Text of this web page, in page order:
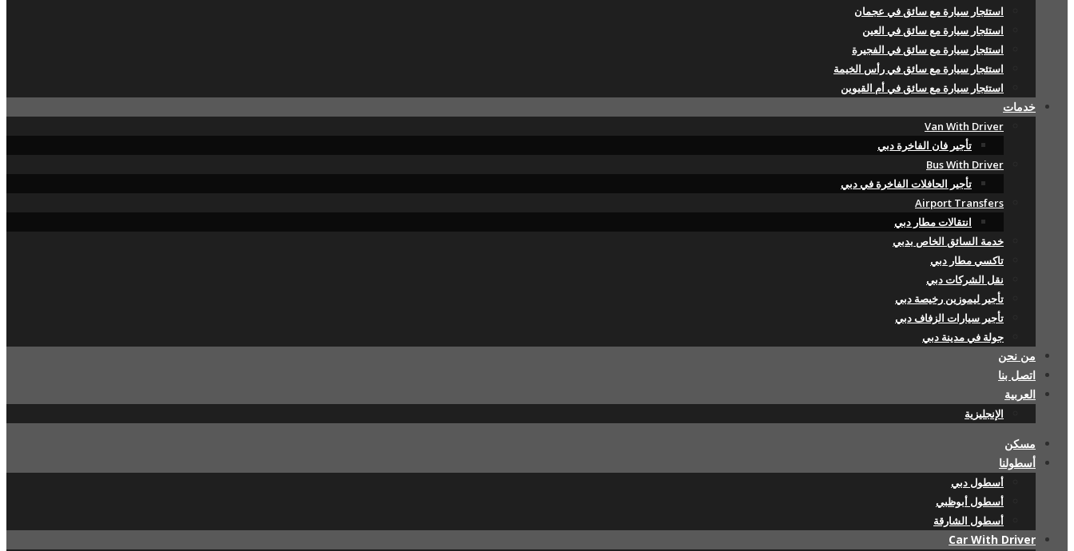
استئجار سيارة مع سائق في عجمان
استئجار سيارة مع سائق في العين
استئجار سيارة مع سائق في الفجيرة
استئجار سيارة مع سائق في رأس الخيمة
استئجار سيارة مع سائق في أم القيوين
خدمات
Van With Driver
تأجير فان الفاخرة دبي
Bus With Driver
تأجير الحافلات الفاخرة في دبي
Airport Transfers
انتقالات مطار دبي
خدمة السائق الخاص بدبي
تاكسي مطار دبي
نقل الشركات دبي
تأجير ليموزين رخيصة دبي
تأجير سيارات الزفاف دبي
جولة في مدينة دبي
من نحن
اتصل بنا
العربية
الإنجليزية
مسكن
أسطولنا
أسطول دبي
أسطول أبوظبي
أسطول الشارقة
Car With Driver